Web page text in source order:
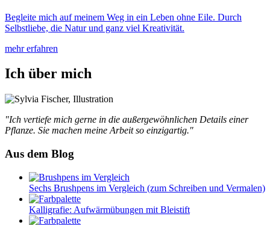
Begleite mich auf meinem Weg in ein Leben ohne Eile. Durch
Selbstliebe, die Natur und ganz viel Kreativität.
mehr erfahren
Ich über mich
"Ich vertiefe mich gerne in die außergewöhnlichen Details einer
Pflanze. Sie machen meine Arbeit so einzigartig."
Aus dem Blog
Sechs Brushpens im Vergleich (zum Schreiben und Vermalen)
Kalligrafie: Aufwärmübungen mit Bleistift